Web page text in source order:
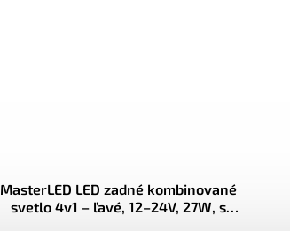
MasterLED LED zadné kombinované
svetlo 4v1 – ľavé, 12–24V, 27W, s